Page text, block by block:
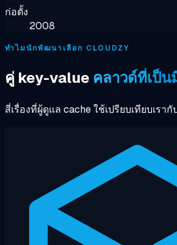
ก่อตั้ง
2008
ทำไมนักพัฒนาเลือก CLOUDZY
คู่ key-value คลาวด์ที่เป็น
สี่เรื่องที่ผู้ดูแล cache ใช้เปรียบเทียบเรา